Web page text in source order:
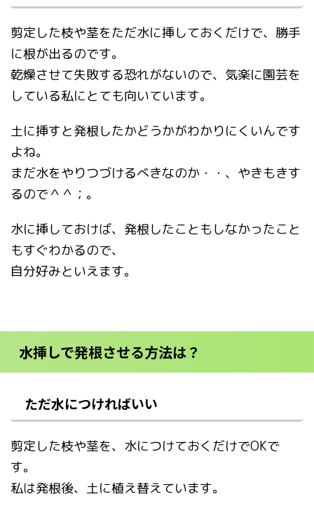
剪定した枝や茎をただ水に挿しておくだけで、勝手
に根が出るのです。
乾燥させて失敗する恐れがないので、気楽に園芸を
している私にとても向いています。
土に挿すと発根したかどうかがわかりにくいんです
よね。
まだ水をやりつづけるべきなのか・・、やきもきす
るので＾＾；。
水に挿しておけば、発根したこともしなかったこと
もすぐわかるので、
自分好みといえます。
水挿しで発根させる方法は？
ただ水につければいい
剪定した枝や茎を、水につけておくだけでOKで
す。
私は発根後、土に植え替えています。